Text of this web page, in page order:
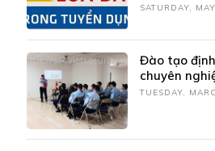
SATURDAY,
Đào tạo
chuyên
TUESDAY,